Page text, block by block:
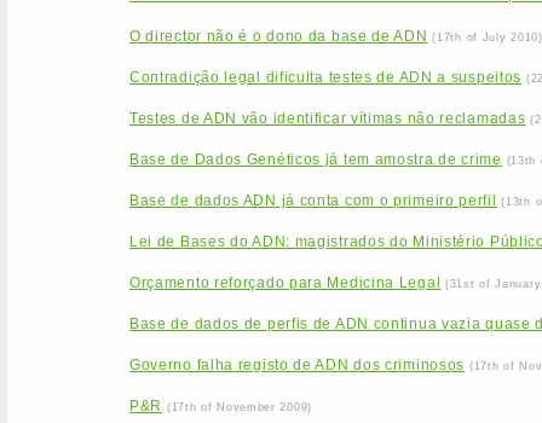
O director não é o dono da base de ADN (17th of July 2010)
Contradição legal dificulta testes de ADN a suspeitos
Testes de ADN vão identificar vítimas não reclamadas
Base de Dados Genéticos já tem amostra de crime (13th
Base de dados ADN já conta com o primeiro perfil (13th
Lei de Bases do ADN: magistrados do Ministério
Orçamento reforçado para Medicina Legal (31st of
Base de dados de perfis de ADN continua vazia quase
Governo falha registo de ADN dos criminosos (17th of
P&R (17th of November 2009)